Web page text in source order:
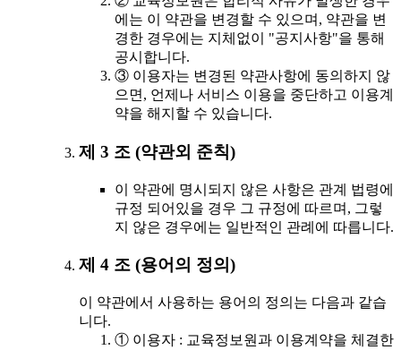
에는 이 약관을 변경할 수 있으며, 약관을 변
경한 경우에는 지체없이 "공지사항"을 통해
공시합니다.
③ 이용자는 변경된 약관사항에 동의하지 않
으면, 언제나 서비스 이용을 중단하고 이용계
약을 해지할 수 있습니다.
제 3 조 (약관외 준칙)
이 약관에 명시되지 않은 사항은 관계 법령에
규정 되어있을 경우 그 규정에 따르며, 그렇
지 않은 경우에는 일반적인 관례에 따릅니다.
제 4 조 (용어의 정의)
이 약관에서 사용하는 용어의 정의는 다음과 같습
니다.
① 이용자 : 교육정보원과 이용계약을 체결한